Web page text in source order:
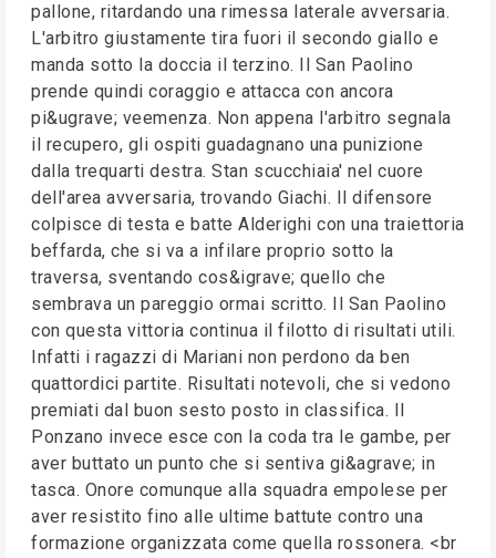
pallone, ritardando una rimessa laterale avversaria.
L'arbitro giustamente tira fuori il secondo giallo e
manda sotto la doccia il terzino. Il San Paolino
prende quindi coraggio e attacca con ancora
pi&ugrave; veemenza. Non appena l'arbitro segnala
il recupero, gli ospiti guadagnano una punizione
dalla trequarti destra. Stan scucchiaia' nel cuore
dell'area avversaria, trovando Giachi. Il difensore
colpisce di testa e batte Alderighi con una traiettoria
beffarda, che si va a infilare proprio sotto la
traversa, sventando cos&igrave; quello che
sembrava un pareggio ormai scritto. Il San Paolino
con questa vittoria continua il filotto di risultati utili.
Infatti i ragazzi di Mariani non perdono da ben
quattordici partite. Risultati notevoli, che si vedono
premiati dal buon sesto posto in classifica. Il
Ponzano invece esce con la coda tra le gambe, per
aver buttato un punto che si sentiva gi&agrave; in
tasca. Onore comunque alla squadra empolese per
aver resistito fino alle ultime battute contro una
formazione organizzata come quella rossonera. <br